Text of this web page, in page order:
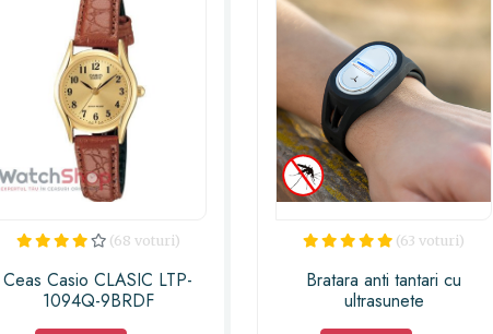
(68 voturi)
Ceas Casio CLASIC LTP-
1094Q-9BRDF
(63 voturi)
Bratara anti tantari cu
ultrasunete